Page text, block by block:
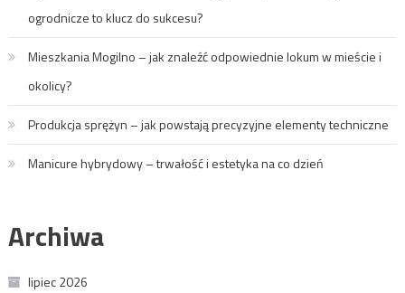
ogrodnicze to klucz do sukcesu?
Mieszkania Mogilno – jak znaleźć odpowiednie lokum w mieście i
okolicy?
Produkcja sprężyn – jak powstają precyzyjne elementy techniczne
Manicure hybrydowy – trwałość i estetyka na co dzień
Archiwa
lipiec 2026